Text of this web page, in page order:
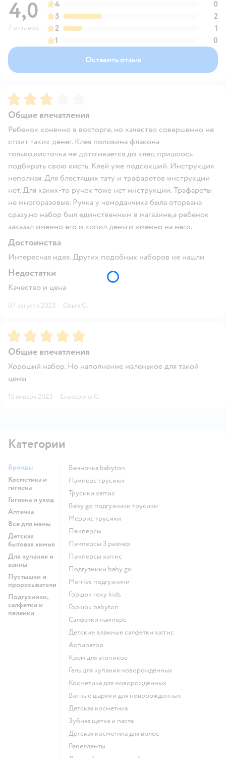
4,0
7 отзывов
4
0
3
2
2
1
1
0
Оставить отзыв
Рейтинг:3
Общие впечатления
Ребенок конечно в восторге, но качество совершенно не
стоит таких денег. Клея половина флакона
только,кисточка не дотягивается до клея, пришоось
подбирать свою кисть. Клей уже подсохший. Инструкция
неполная. Для блестящих тату и трафаретов инструкции
нет. Для каких-то ручек тоже нет инструкции. Трафареты
не многоразовые. Ручка у чемоданчика была оторвана
сразу,но набор был единственным в магазине,а ребенок
заказал именно его и копил деньги именно на него.
Достоинства
Интересная идея. Других подобных наборов не нашли
Недостатки
Качество и цена
07 августа 2023 · Ольга С.
Рейтинг:5
Общие впечатления
Хороший набор. Но наполнение маленькое для такой
цены
15 января 2023 · Екатерина С.
Категории
Бренды
Косметика и
гигиена
Гигиена и уход
Аптечка
Все для мамы
Детская
бытовая химия
Для купания и
ванны
Пустышки и
прорезыватели
Подгузники,
салфетки и
пеленки
ванночка babyton
памперс трусики
трусики хаггис
baby go подгузники трусики
меррис трусики
памперсы
памперсы 3 размер
памперсы хаггис
подгузники baby go
merries подгузники
горшок roxy kids
горшок babyton
салфетки памперс
детские влажные салфетки хаггис
аспиратор
крем для атопиков
гель для купания новорожденных
косметика для новорожденных
ватные шарики для новорожденных
детская косметика
зубная щетка и паста
детская косметика для волос
репелленты